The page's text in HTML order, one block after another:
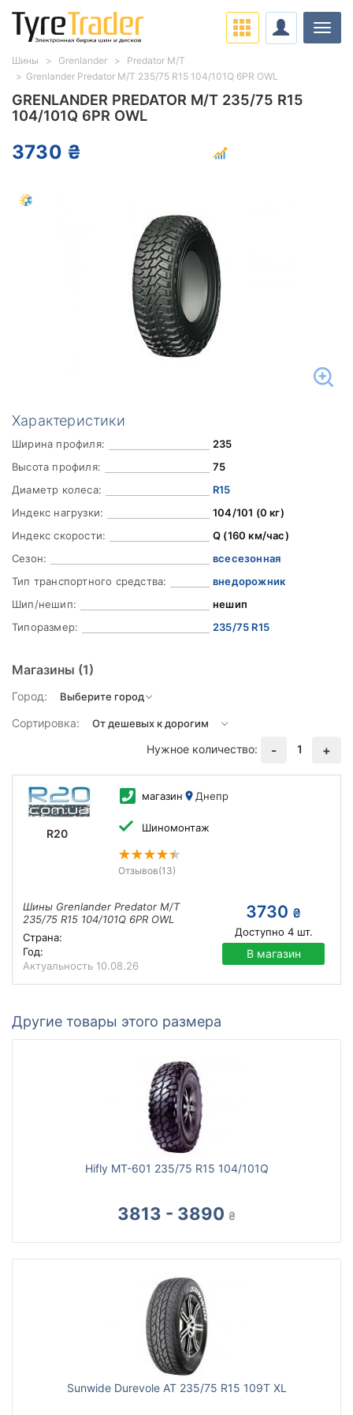
GRENLANDER PREDATOR M/T 235/75 R15
104/101Q 6PR OWL
3730 ₴
Характеристики
Ширина профиля:
235
Высота профиля:
75
Диаметр колеса:
R15
Индекс нагрузки:
104/101 (0 кг)
Индекс скорости:
Q (160 км/час)
Сезон:
всесезонная
Тип транспортного средства:
внедорожник
Шип/нешип:
нешип
Типоразмер:
235/75 R15
Магазины (1)
Город:
Сортировка:
Нужное количество:
- 1 +
R20
магазин Днепр
Шиномонтаж
Отзывов(13)
Шины Grenlander Predator M/T
235/75 R15 104/101Q 6PR OWL
Страна:
Год:
Актуальность 10.08.26
3730 ₴
Доступно 4шт.
В магазин
Другие товары этого размера
Hifly MT-601 235/75 R15 104/101Q
3813 - 3890 ₴
Sunwide Durevole AT 235/75 R15 109T XL
Шины Grenlander
Predator M/T
Grenlander Predator M/T 235/75 R15 104/101Q 6PR OWL